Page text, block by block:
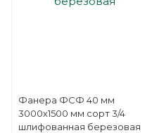
Фанера ФСФ 40 мм
3000х1500 мм сорт 3/4
шлифованная березовая